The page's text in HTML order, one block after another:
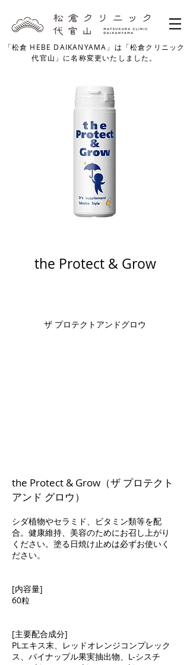
「松倉 HEBE DAIKANYAMA」は「松倉クリニック
代官山」に名称変更いたしました。
the Protect & Grow
ザ プロテクトアンドグロウ
the Protect & Grow（ザ プロテクト
アンド グロウ）
シダ植物やセラミド、ビタミン類等を配
合。健康維持、美容のためにお召し上がり
ください。塗る日焼け止めは必ずお使いく
ださい。
[内容量]
60粒
[主要配合成分]
PLエキス末、レッドオレンジコンプレック
ス、パイナップル果実抽出物、L-シスチ